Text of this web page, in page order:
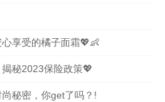
享受的橘子面霜💖👶
秘2023保险政策💖
秘密，你get了吗？!